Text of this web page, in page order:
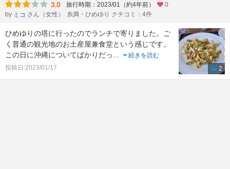
3.0 旅行時期：2023/01（約4年前）
0
by ミコ さん（女性） 糸満・ひめゆり クチコミ：4件
ひめゆりの塔に行ったのでランチで寄りました。ご
く普通の観光地のお土産屋兼食堂という感じです。
この日に沖縄についてばかりだっ...
続きを読む
投稿日:2023/01/17
2